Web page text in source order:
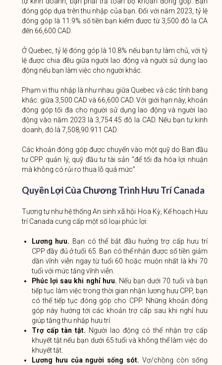
đóng góp dựa trên thu nhập của bạn. Đối với năm 2023, tỷ lệ
đóng góp là 11.9% số tiền bạn kiếm được từ 3,500 đô la CA
đến 66,600 CAD.
Ở Quebec, tỷ lệ đóng góp là 10.8% nếu bạn tự làm chủ, với tỷ
lệ được chia đều giữa người lao động và người sử dụng lao
động nếu bạn làm việc cho người khác.
Phạm vi thu nhập là như nhau giữa Quebec và các tỉnh bang
khác: giữa 3,500 CAD và 66,600 CAD. Với giới hạn này, khoản
đóng góp tối đa cho người sử dụng lao động và người lao
động vào năm 2023 là 3,754.45 đô la CAD. Nếu bạn tự kinh
doanh, đó là 7,508,90.911 CAD.
Các khoản đóng góp được chuyển vào một quỹ do Ban đầu
tư CPP quản lý, quỹ đầu tư tài sản “để tối đa hóa lợi nhuận
mà không có rủi ro thua lỗ quá mức”
Quyền Lợi Của Chương Trình Hưu Trí Canada
Tương tự như hệ thống An sinh xã hội Hoa Kỳ, Kế hoạch Hưu
trí Canada cung cấp một số loại phúc lợi:
Lương hưu. Bạn có thể bắt đầu hưởng trợ cấp hưu trí
CPP đầy đủ ở tuổi 65. Bạn có thể nhận được số tiền giảm
dần vĩnh viễn ngay từ tuổi 60 hoặc muộn nhất là khi 70
tuổi với mức tăng vĩnh viễn.
Phúc lợi sau khi nghỉ hưu. Nếu bạn dưới 70 tuổi và bạn
tiếp tục làm việc trong thời gian nhận lương hưu CPP, bạn
có thể tiếp tục đóng góp cho CPP. Những khoản đóng
góp này hướng tới các khoản trợ cấp sau khi nghỉ hưu
giúp tăng thu nhập hưu trí.
Trợ cấp tàn tật. Người lao động có thể nhận trợ cấp
khuyết tật nếu bạn dưới 65 tuổi và không thể làm việc do
khuyết tật.
Lương hưu của người sống sót.Vợ/chồng còn sống